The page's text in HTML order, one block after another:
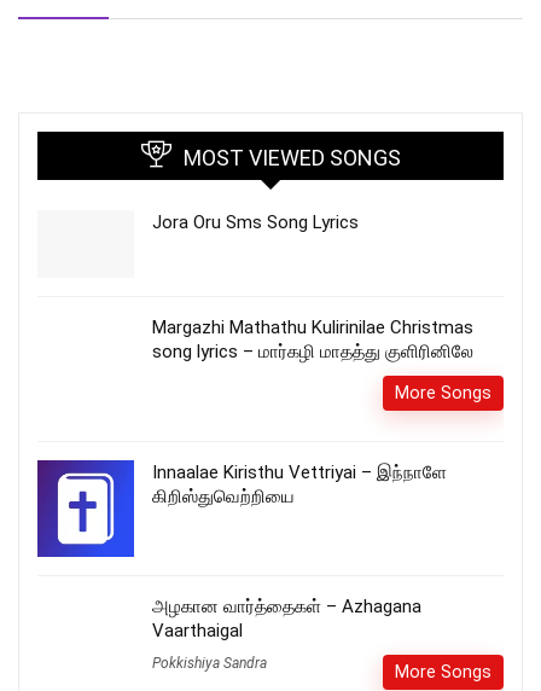
MOST VIEWED SONGS
Jora Oru Sms Song Lyrics
Margazhi Mathathu Kulirinilae Christmas
song lyrics – மார்கழி மாதத்து குளிரினிலே
More Songs
Innaalae Kiristhu Vettriyai – இந்நாளே
கிறிஸ்துவெற்றியை
அழகான வார்த்தைகள் – Azhagana
Vaarthaigal
Pokkishiya Sandra More Songs